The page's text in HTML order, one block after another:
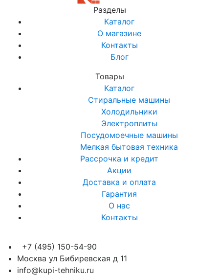
Разделы
Каталог
О магазине
Контакты
Блог
Товары
Каталог
Стиральные машины
Холодильники
Электроплиты
Посудомоечные машины
Мелкая бытовая техника
Рассрочка и кредит
Акции
Доставка и оплата
Гарантия
О нас
Контакты
+7 (495) 150-54-90
Москва ул Бибиревская д 11
info@kupi-tehniku.ru